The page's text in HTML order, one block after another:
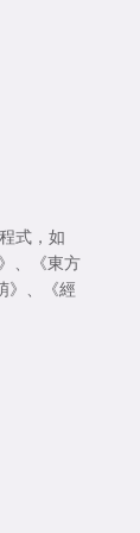
式，如
、
《東方
、
《經